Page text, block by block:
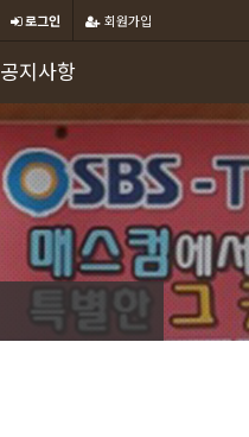
회원가입
로그인
공지사항